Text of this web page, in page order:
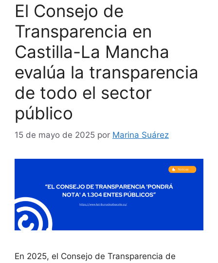
El Consejo de
Transparencia en
Castilla-La Mancha
evalúa la transparencia
de todo el sector
público
15 de mayo de 2025 por Marina Suárez
En 2025, el Consejo de Transparencia de